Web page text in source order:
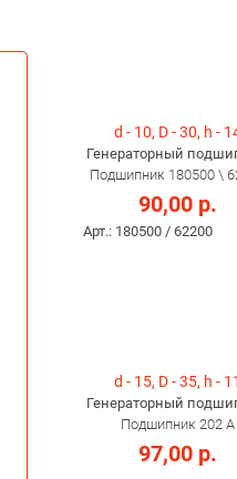
d - 10, D - 30, h -
Генераторный
Подшипник 180500 \
90,00 р.
Арт.: 180500 / 62200
d - 15, D - 35, h - 11
Генераторный
Подшипник 202 А
97,00 р.